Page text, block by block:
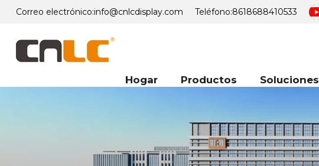
Correo electrónico:info@cnlcdisplay.com Teléfono:8618688410533
Hogar Productos Soluciones